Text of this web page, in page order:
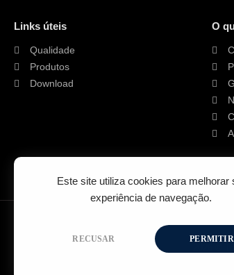
Este site utiliza cookies para melhorar
experiência de navegação.
RECUSAR PERMITIR
Links úteis
Qualidade
Produtos
Download
O
2026 ©